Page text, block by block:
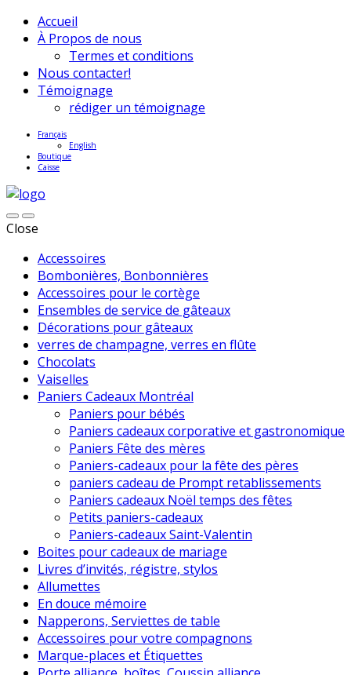
Accueil
À Propos de nous
Termes et conditions
Nous contacter!
Témoignage
rédiger un témoignage
Français
English
Boutique
Caisse
Close
Accessoires
Bombonières, Bonbonnières
Accessoires pour le cortège
Ensembles de service de gâteaux
Décorations pour gâteaux
verres de champagne, verres en flûte
Chocolats
Vaiselles
Paniers Cadeaux Montréal
Paniers pour bébés
Paniers cadeaux corporative et gastronomique
Paniers Fête des mères
Paniers-cadeaux pour la fête des pères
paniers cadeau de Prompt retablissements
Paniers cadeaux Noël temps des fêtes
Petits paniers-cadeaux
Paniers-cadeaux Saint-Valentin
Boites pour cadeaux de mariage
Livres d’invités, régistre, stylos
Allumettes
En douce mémoire
Napperons, Serviettes de table
Accessoires pour votre compagnons
Marque-places et Étiquettes